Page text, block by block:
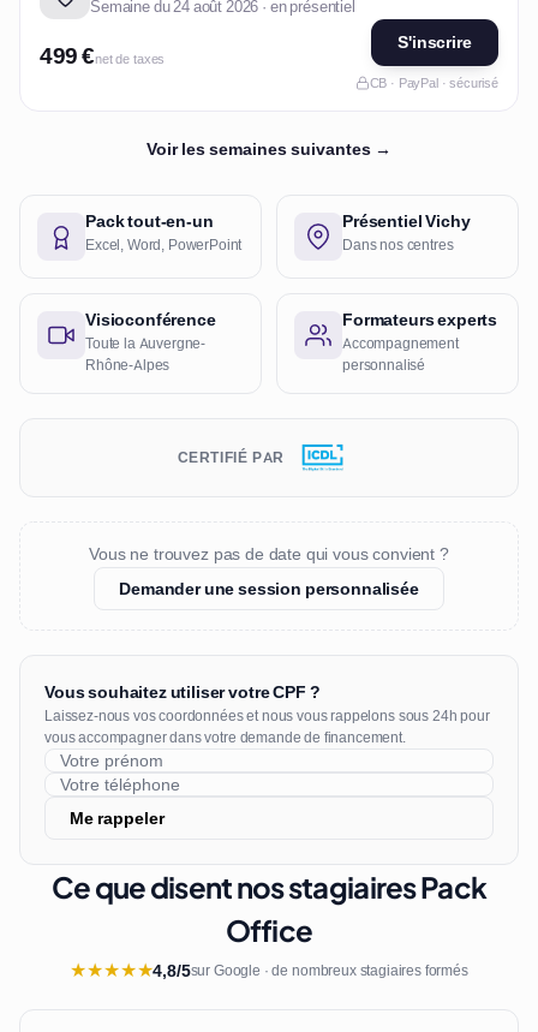
Semaine du 24 août 2026 · en présentiel
499 €net de taxes
S'inscrire
CB · PayPal · sécurisé
Voir les semaines suivantes →
Pack tout-en-un
Excel, Word, PowerPoint
Présentiel Vichy
Dans nos centres
Visioconférence
Toute la Auvergne-
Rhône-Alpes
Formateurs experts
Accompagnement
personnalisé
CERTIFIÉ PAR
Vous ne trouvez pas de date qui vous convient ?
Demander une session personnalisée
Vous souhaitez utiliser votre CPF ?
Laissez-nous vos coordonnées et nous vous rappelons sous 24h pour
vous accompagner dans votre demande de financement.
Me rappeler
Ce que disent nos stagiaires Pack
Office
★★★★★4,8/5sur Google · de nombreux stagiaires formés